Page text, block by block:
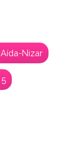
Nizar